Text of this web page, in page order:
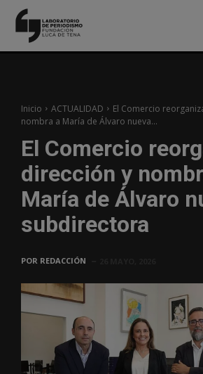
Inicio ACTUALIDAD
El Comercio
nombra a María de Álvaro nueva...
El Comercio
dirección y
María de Álvaro
subdirectora
POR REDACCIÓN